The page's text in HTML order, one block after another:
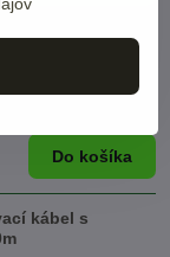
Do košíka
kábel s